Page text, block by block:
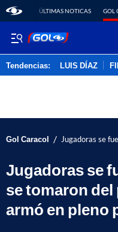
ÚLTIMAS NOTICAS GOL
Tendencias: LUIS DÍAZ
Gol Caracol / Jugadoras se
Jugadoras se
se tomaron del
armó en pleno